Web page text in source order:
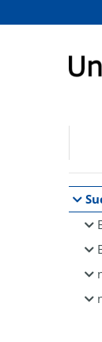
direkt zum Inhalt